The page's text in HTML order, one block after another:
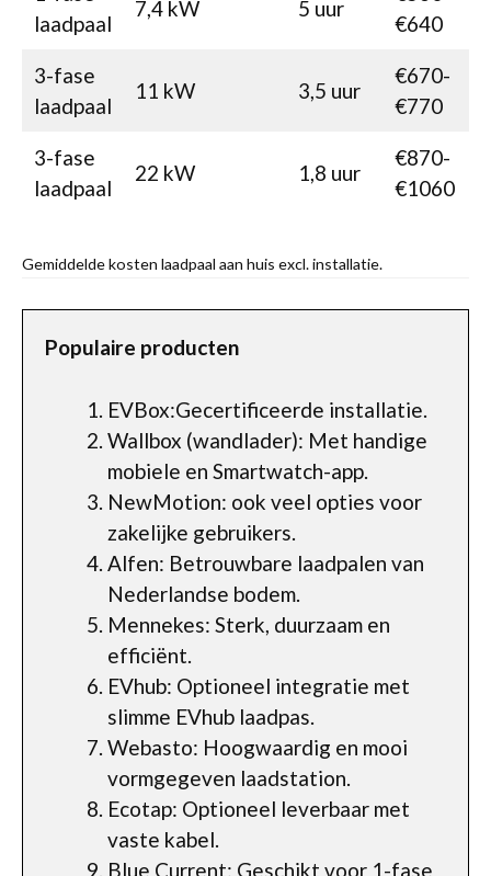
laadpaal
7,4 kW 5 uur
€640
3-fase
laadpaal
11 kW 3,5 uur
€670-
€770
3-fase
laadpaal
22 kW 1,8 uur
€870-
€1060
Gemiddelde kosten laadpaal aan huis excl. installatie.
Populaire producten
EVBox:Gecertificeerde installatie.
Wallbox (wandlader): Met handige
mobiele en Smartwatch-app.
NewMotion: ook veel opties voor
zakelijke gebruikers.
Alfen: Betrouwbare laadpalen van
Nederlandse bodem.
Mennekes: Sterk, duurzaam en
efficiënt.
EVhub: Optioneel integratie met
slimme EVhub laadpas.
Webasto: Hoogwaardig en mooi
vormgegeven laadstation.
Ecotap: Optioneel leverbaar met
vaste kabel.
Blue Current: Geschikt voor 1-fase